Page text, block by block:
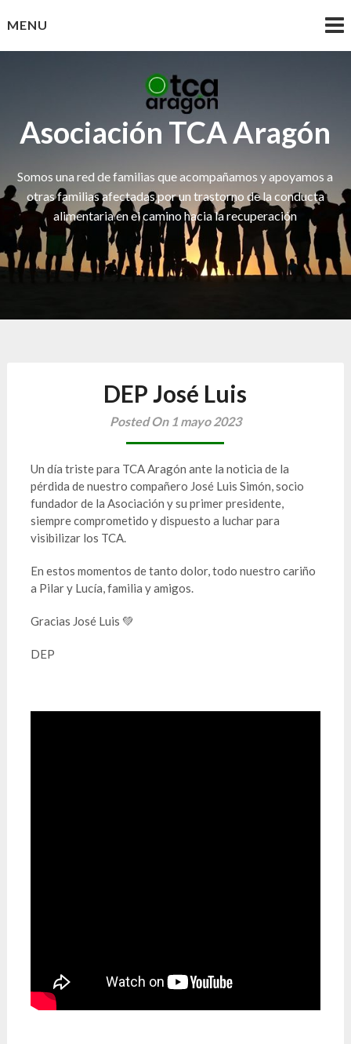
toMENU
Asociación TCA Aragón
Somos una red de familias que acompañamos y apoyamos a
otras familias afectadas por un trastorno de la conducta
alimentaria en el camino hacia la recuperación
DEP José Luis
Posted On 1 mayo 2023
Un día triste para TCA Aragón ante la noticia de la
pérdida de nuestro compañero José Luis Simón, socio
fundador de la Asociación y su primer presidente,
siempre comprometido y dispuesto a luchar para
visibilizar los TCA.
En estos momentos de tanto dolor, todo nuestro cariño
a Pilar y Lucía, familia y amigos.
Gracias José Luis 💚
DEP